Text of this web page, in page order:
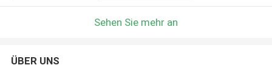
Sehen Sie mehr an
ÜBER UNS